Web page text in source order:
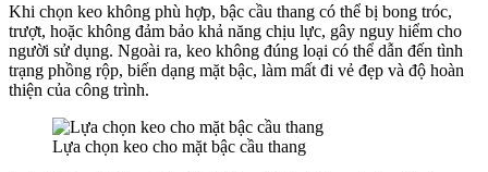
Khi chọn keo không phù hợp, bậc cầu thang có thể bị bong tróc,
trượt, hoặc không đảm bảo khả năng chịu lực, gây nguy hiểm cho
người sử dụng. Ngoài ra, keo không đúng loại có thể dẫn đến tình
trạng phồng rộp, biến dạng mặt bậc, làm mất đi vẻ đẹp và độ hoàn
thiện của công trình.
Lựa chọn keo cho mặt bậc cầu thang